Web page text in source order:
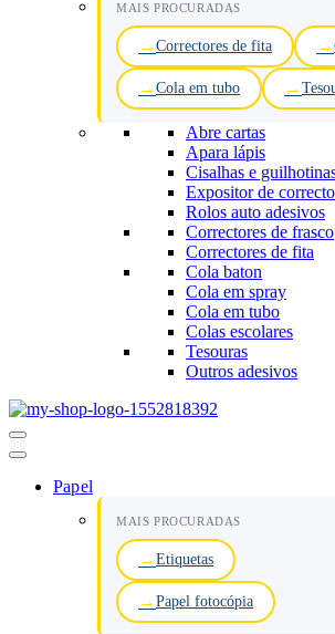
MAIS PROCURADAS
Correctores de fita
Cola em tubo
Abre cartas
Apara lápis
Cisalhas e
Expositor de
Rolos auto adesivos
Correctores de frasco
Correctores de fita
Cola baton
Cola em spray
Cola em tubo
Colas escolares
Tesouras
Outros adesivos
Menu
de
Papel
MAIS PROCURADAS
Etiquetas
Papel fotocópia